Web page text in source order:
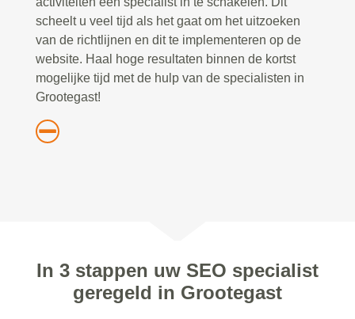
scheelt u veel tijd als het gaat om het uitzoeken
van de richtlijnen en dit te implementeren op de
website. Haal hoge resultaten binnen de kortst
mogelijke tijd met de hulp van de specialisten in
Grootegast!
In 3 stappen uw SEO specialist
geregeld in Grootegast